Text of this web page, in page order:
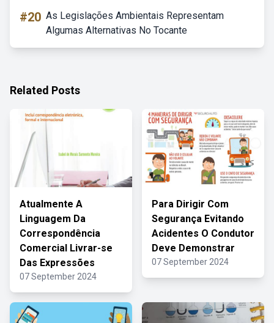
#20 As Legislações Ambientais Representam
Algumas Alternativas No Tocante
Related Posts
Atualmente A
Linguagem Da
Correspondência
Comercial Livrar-se
Das Expressões
07 September 2024
Para Dirigir Com
Segurança Evitando
Acidentes O Condutor
Deve Demonstrar
07 September 2024